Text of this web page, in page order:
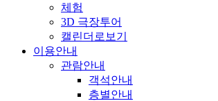
체험
3D 극장투어
캘린더로보기
이용안내
관람안내
객석안내
층별안내